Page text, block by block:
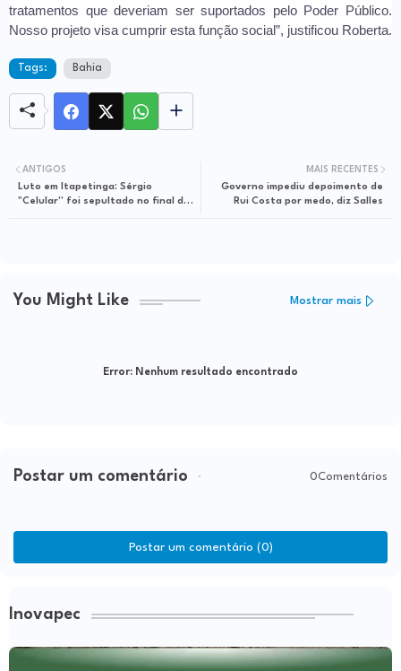
tratamentos que deveriam ser suportados pelo Poder Público.
Nosso projeto visa cumprir esta função social”, justificou Roberta.
Tags: Bahia
MAIS RECENTES
Governo impediu depoimento de
Rui Costa por medo, diz Salles
ANTIGOS
Luto em Itapetinga: Sérgio
"Celular'' foi sepultado no final da
You Might Like Mostrar mais
Error: Nenhum resultado encontrado
Postar um comentário 0Comentários
Postar um comentário (0)
Inovapec